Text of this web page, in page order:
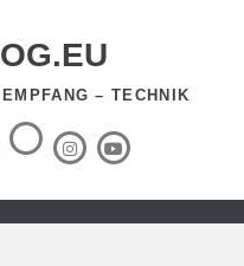
– TECHNIK
RSS-
Feed InstagramYouTube